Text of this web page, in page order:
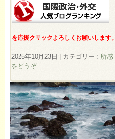
を応援クリックよろしくお願いします。
2025年10月23日 カテゴリー : 所感
をどうぞ